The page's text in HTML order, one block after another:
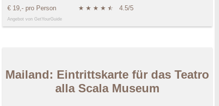
€ 19,- pro Person ★ ★ ★ ★ ★
☆ 4.5/5
Angebot von GetYourGuide
Mailand: Eintrittskarte für das Teatro
alla Scala Museum